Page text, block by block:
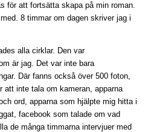
för att fortsätta skapa på min roman.
8 timmar om dagen skriver jag i
alla cirklar. Den var
är jag. Det var inte bara
Där fanns också över 500 foton,
att inte tala om kameran, apparna
ord, apparna som hjälpte mig hitta i
facebook som talade om vad
de många timmarna intervjuer med